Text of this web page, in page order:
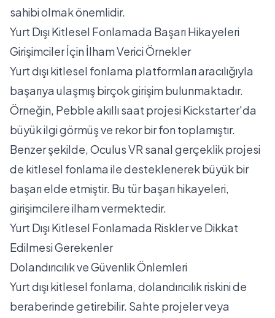
sahibi olmak önemlidir.
Yurt Dışı Kitlesel Fonlamada Başarı Hikayeleri
Girişimciler İçin İlham Verici Örnekler
Yurt dışı kitlesel fonlama platformları aracılığıyla
başarıya ulaşmış birçok girişim bulunmaktadır.
Örneğin, Pebble akıllı saat projesi Kickstarter'da
büyük ilgi görmüş ve rekor bir fon toplamıştır.
Benzer şekilde, Oculus VR sanal gerçeklik projesi
de kitlesel fonlama ile desteklenerek büyük bir
başarı elde etmiştir. Bu tür başarı hikayeleri,
girişimcilere ilham vermektedir.
Yurt Dışı Kitlesel Fonlamada Riskler ve Dikkat
Edilmesi Gerekenler
Dolandırıcılık ve Güvenlik Önlemleri
Yurt dışı kitlesel fonlama, dolandırıcılık riskini de
beraberinde getirebilir. Sahte projeler veya